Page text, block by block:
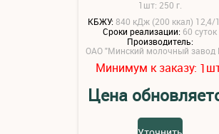
1шт: 250 г.
КБЖУ:840 кДж (200 ккал) 12,4/
Сроки реализации: 60 суток
Производитель:
ОАО "Минский молочный
Минимум к заказу: 1
Цена